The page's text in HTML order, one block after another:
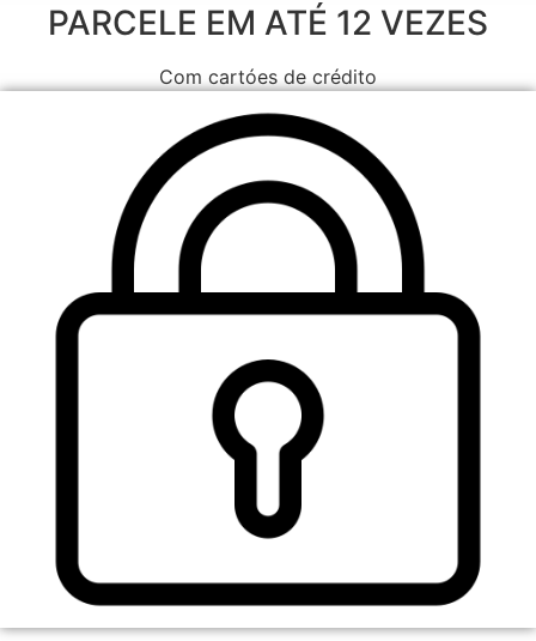
PARCELE EM ATÉ 12 VEZES
Com cartóes de crédito